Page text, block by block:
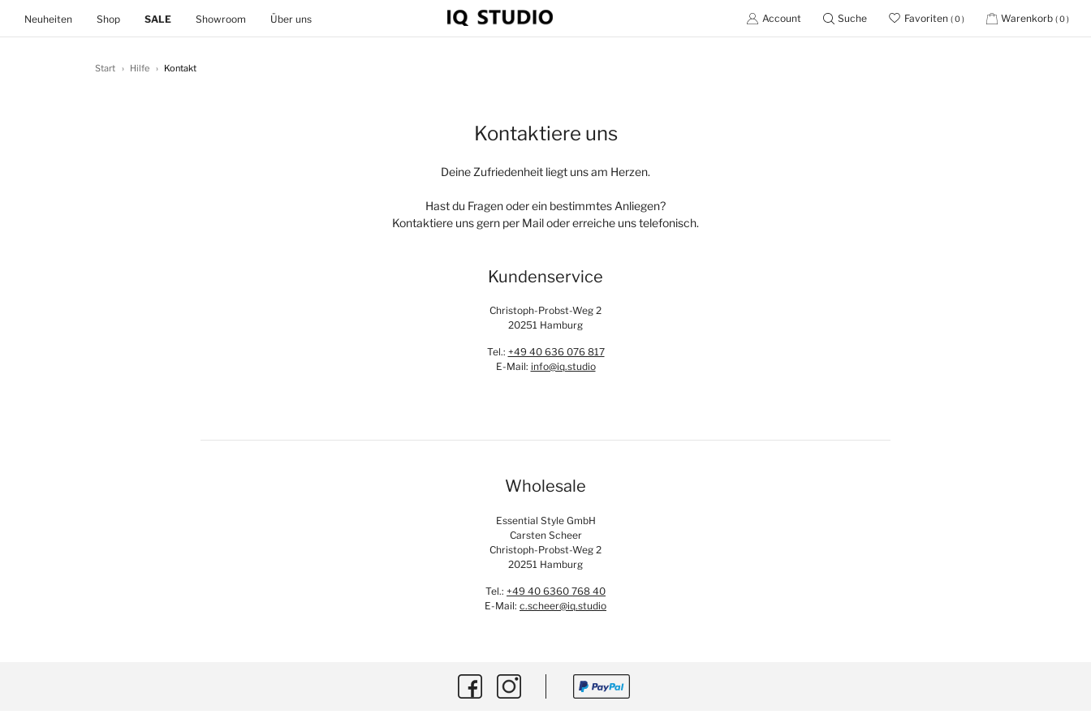
Neuheiten(current)
Shop SALE Showroom Über uns Account Suche Favoriten ( 0 ) Warenkorb ( 0 )
Start Hilfe Kontakt
Kontaktiere uns
Deine Zufriedenheit liegt uns am Herzen.
Hast du Fragen oder ein bestimmtes Anliegen?
Kontaktiere uns gern per Mail oder erreiche uns telefonisch.
Kundenservice
Christoph-Probst-Weg 2
20251 Hamburg
Tel.: +49 40 636 076 817
E-Mail: info@iq.studio
Wholesale
Essential Style GmbH
Carsten Scheer
Christoph-Probst-Weg 2
20251 Hamburg
Tel.: +49 40 6360 768 40
E-Mail: c.scheer@iq.studio